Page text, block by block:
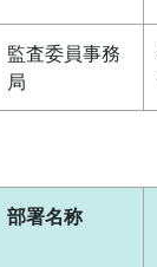
監査委員事務
局
部署名称